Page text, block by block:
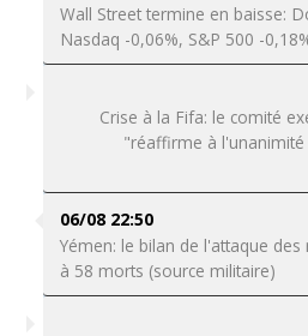
Wall Street termine en baisse:
Nasdaq -0,06%, S&P 500 -
Crise à la Fifa: le comité
"réaffirme à
06/08 22:50
Yémen: le bilan de l'attaque
à 58 morts (source militaire)